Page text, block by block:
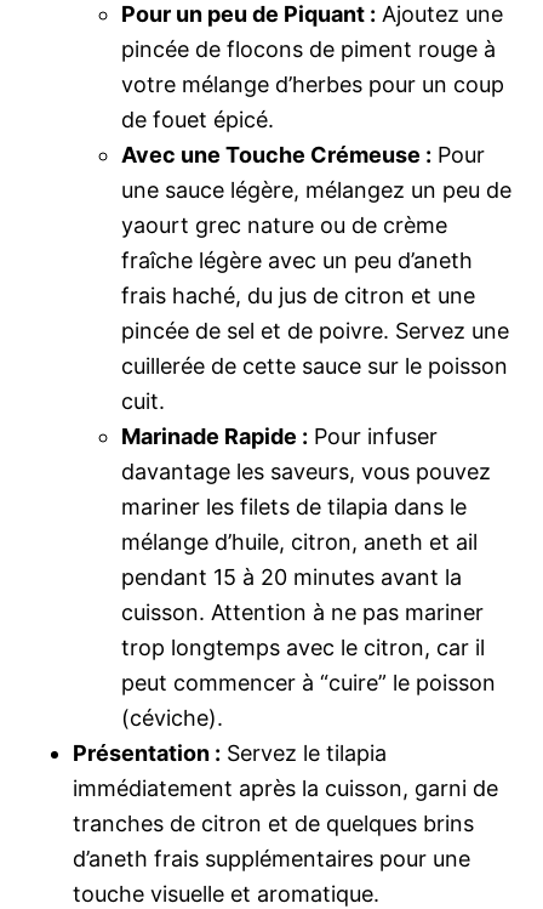
Pour un peu de Piquant : Ajoutez une
pincée de flocons de piment rouge à
votre mélange d’herbes pour un coup
de fouet épicé.
Avec une Touche Crémeuse : Pour
une sauce légère, mélangez un peu de
yaourt grec nature ou de crème
fraîche légère avec un peu d’aneth
frais haché, du jus de citron et une
pincée de sel et de poivre. Servez une
cuillerée de cette sauce sur le poisson
cuit.
Marinade Rapide : Pour infuser
davantage les saveurs, vous pouvez
mariner les filets de tilapia dans le
mélange d’huile, citron, aneth et ail
pendant 15 à 20 minutes avant la
cuisson. Attention à ne pas mariner
trop longtemps avec le citron, car il
peut commencer à “cuire” le poisson
(céviche).
Présentation : Servez le tilapia
immédiatement après la cuisson, garni de
tranches de citron et de quelques brins
d’aneth frais supplémentaires pour une
touche visuelle et aromatique.